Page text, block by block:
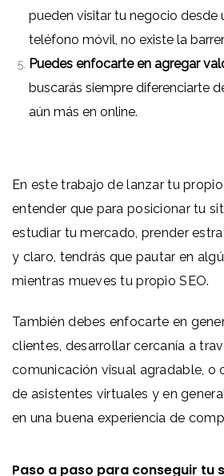
pueden visitar tu negocio desde
teléfono móvil, no existe la
Puedes enfocarte en agregar
buscarás siempre diferenciarte
aún más en online.
En este trabajo de lanzar tu
entender que para posicionar tu
estudiar tu mercado, prender
y claro, tendrás que pautar en
mientras mueves tu propio SEO.
También debes enfocarte en
clientes, desarrollar cercanía a
comunicación visual agradable, o
de asistentes virtuales y en
en una buena experiencia de
Paso a paso para conseguir tu